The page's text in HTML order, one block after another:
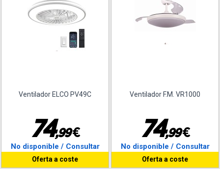
Ventilador ELCO PV49C
74,99€
No disponible / Consultar
Oferta a coste
Ventilador F.M. VR1000
74,99€
No disponible / Consultar
Oferta a coste